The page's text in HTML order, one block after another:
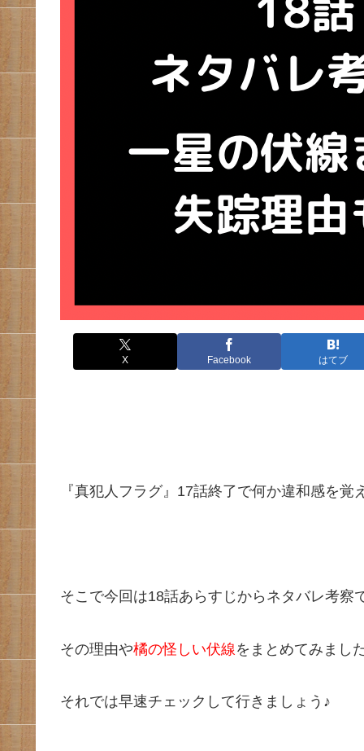
X Facebook はてブ
『真犯人フラグ』17話終了で何か違和感を
そこで今回は18話あらすじからネタバレ考察
その理由や橘の怪しい伏線をまとめてみまし
それでは早速チェックして行きましょう♪